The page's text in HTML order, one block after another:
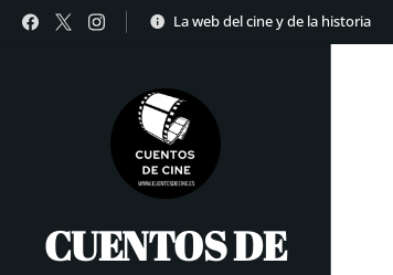
La web del cine y de la historia
CUENTOS DE